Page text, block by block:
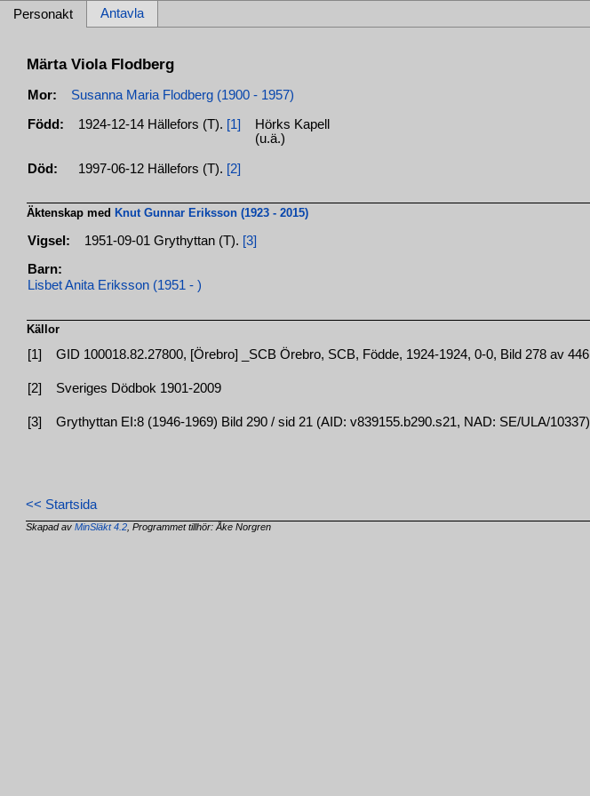
Personakt Antavla
Märta Viola Flodberg
Mor: Susanna Maria Flodberg (1900 - 1957)
Född: 1924-12-14 Hällefors (T). [1]
Hörks Kapell
(u.ä.)
Död: 1997-06-12 Hällefors (T). [2]
Äktenskap med Knut Gunnar Eriksson (1923 - 2015)
Vigsel: 1951-09-01 Grythyttan (T). [3]
Barn:
Lisbet Anita Eriksson (1951 - )
Källor
[1] GID 100018.82.27800, [Örebro] _SCB Örebro, SCB, Födde, 1924-1924, 0-0, Bild 278 av 446
[2] Sveriges Dödbok 1901-2009
[3] Grythyttan EI:8 (1946-1969) Bild 290 / sid 21 (AID: v839155.b290.s21, NAD: SE/ULA/10337)
<< Startsida
Skapad avMinSläkt 4.2 , Programmet tillhör: Åke Norgren